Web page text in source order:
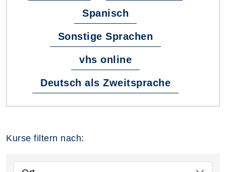
Spanisch
Sonstige Sprachen
vhs online
Deutsch als Zweitsprache
Kurse filtern nach: